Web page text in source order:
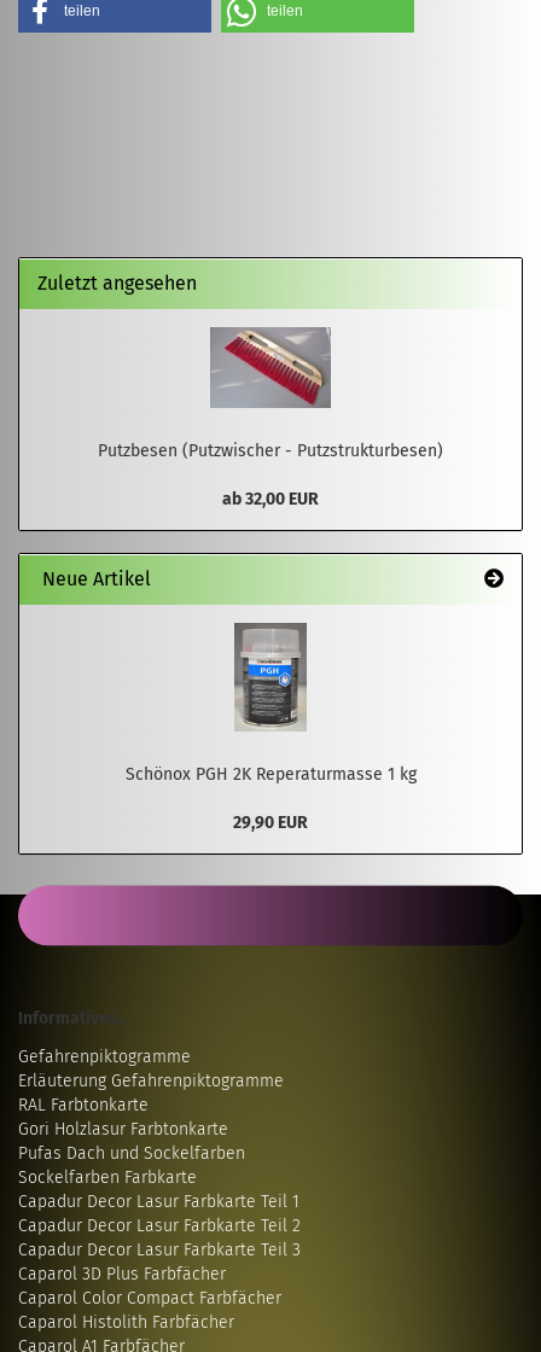
teilen teilen
Zuletzt angesehen
Putzbesen (Putzwischer - Putzstrukturbesen)
ab 32,00 EUR
Neue Artikel
Schönox PGH 2K Reperaturmasse 1 kg
29,90 EUR
Informatives...
Gefahrenpiktogramme
Erläuterung Gefahrenpiktogramme
RAL Farbtonkarte
Gori Holzlasur Farbtonkarte
Pufas Dach und Sockelfarben
Sockelfarben Farbkarte
Capadur Decor Lasur Farbkarte Teil 1
Capadur Decor Lasur Farbkarte Teil 2
Capadur Decor Lasur Farbkarte Teil 3
Caparol 3D Plus Farbfächer
Caparol Color Compact Farbfächer
Caparol Histolith Farbfächer
Caparol A1 Farbfächer